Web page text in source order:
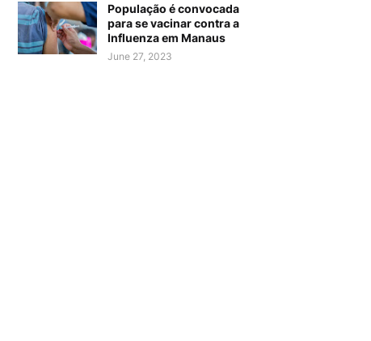
População é convocada
para se vacinar contra a
Influenza em Manaus
June 27, 2023